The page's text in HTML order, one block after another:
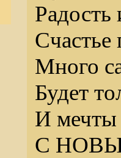
Радость
Счастье
Много
Будет
И мечты
С